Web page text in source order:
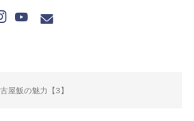
屋飯の魅力【3】